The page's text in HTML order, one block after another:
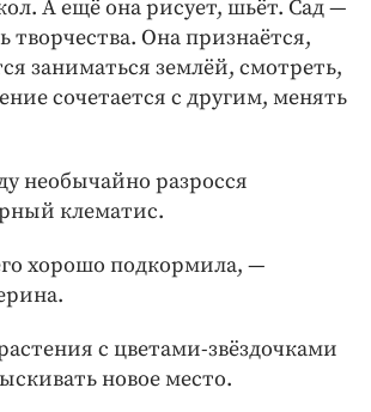
А ещё она рисует, шьёт. Сад —
творчества. Она признаётся,
заниматься землёй, смотреть,
сочетается с другим, менять
необычайно разросся
клематис.
хорошо подкормила, —
с цветами-звёздочками
новое место.